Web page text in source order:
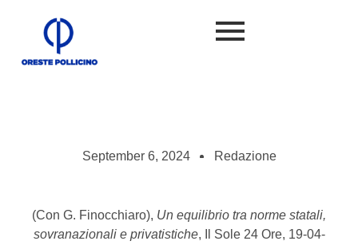
September 6, 2024 Redazione
(Con G. Finocchiaro), Un equilibrio tra norme statali,
sovranazionali e privatistiche, Il Sole 24 Ore, 19-04-